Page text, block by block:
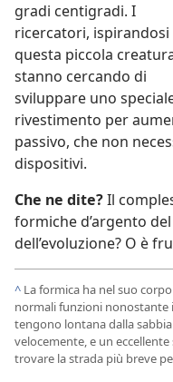
gradi centigradi. I
ricercatori, ispirandosi
questa piccola
stanno cercando di
sviluppare uno
rivestimento per
passivo, che non
dispositivi.
Che ne dite?Il
formiche d’argento
dell’evoluzione? O è
^ La formica ha nel suo
normali funzioni nonostante
tengono lontana dalla
velocemente, e un
trovare la strada più breve